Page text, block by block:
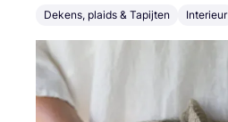
Dekens, plaids & Tapijten Interieur